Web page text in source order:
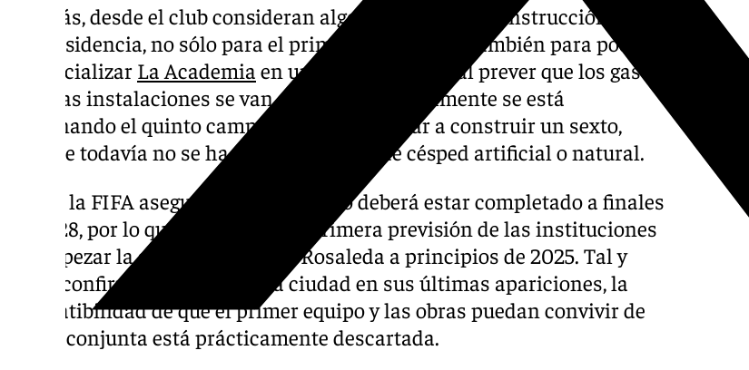
Además, desde el club consideran algo primordial la construcción de
una residencia, no sólo para el primer equipo, sino también para poder
comercializar La Academia en un futuro reciente al prever que los gastos
de estas instalaciones se van a disparar. Actualmente se está
terminando el quinto campo y se va a empezar a construir un sexto,
aunque todavía no se ha decidido si será de césped artificial o natural.
Desde la FIFA aseguran que el estadio deberá estar completado a finales
de 2028, por lo que cuadra con la primera previsión de las instituciones
de empezar la ampliación de La Rosaleda a principios de 2025. Tal y
como confirmó el alcalde de la ciudad en sus últimas apariciones, la
compatibilidad de que el primer equipo y las obras puedan convivir de
forma conjunta está prácticamente descartada.